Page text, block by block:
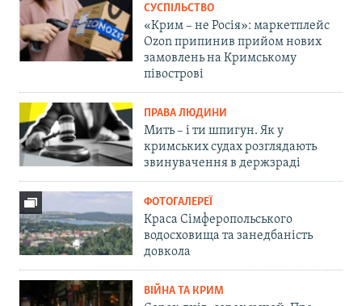
СУСПІЛЬСТВО
«Крим – не Росія»: маркетплейс
Ozon припинив прийом нових
замовлень на Кримському
півострові
ПРАВА ЛЮДИНИ
Мить – і ти шпигун. Як у
кримських судах розглядають
звинувачення в держзраді
ФОТОГАЛЕРЕЇ
Краса Сімферопольського
водосховища та занедбаність
довкола
ВІЙНА ТА КРИМ